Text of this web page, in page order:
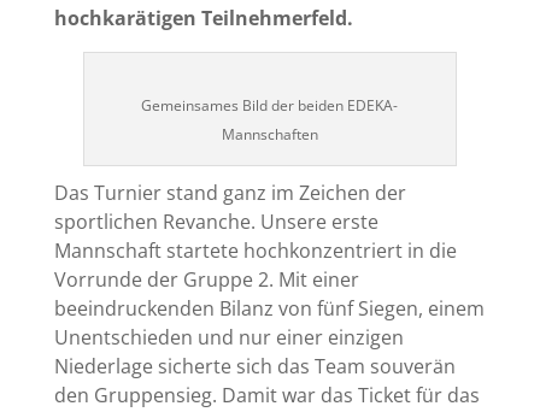
hochkarätigen Teilnehmerfeld.
Gemeinsames Bild der beiden EDEKA-
Mannschaften
Das Turnier stand ganz im Zeichen der
sportlichen Revanche. Unsere erste
Mannschaft startete hochkonzentriert in die
Vorrunde der Gruppe 2. Mit einer
beeindruckenden Bilanz von fünf Siegen, einem
Unentschieden und nur einer einzigen
Niederlage sicherte sich das Team souverän
den Gruppensieg. Damit war das Ticket für das